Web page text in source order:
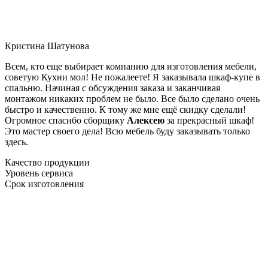
Кристина Шатунова
Всем, кто еще выбирает компанию для изготовления мебели,
советую Кухни мол! Не пожалеете! Я заказывала шкаф-купе в
спальню. Начиная с обсуждения заказа и заканчивая
монтажом никаких проблем не было. Все было сделано очень
быстро и качественно. К тому же мне ещё скидку сделали!
Огромное спасибо сборщику Алексею за прекрасный шкаф!
Это мастер своего дела! Всю мебель буду заказывать только
здесь.
Качество продукции
Уровень сервиса
Срок изготовления